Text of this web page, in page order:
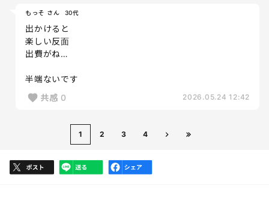
もっそ さん 30代
出かけると
楽しい反面
出費がね…
半端ないです
共感 0 2026.05.24 12:42
1 2 3 4